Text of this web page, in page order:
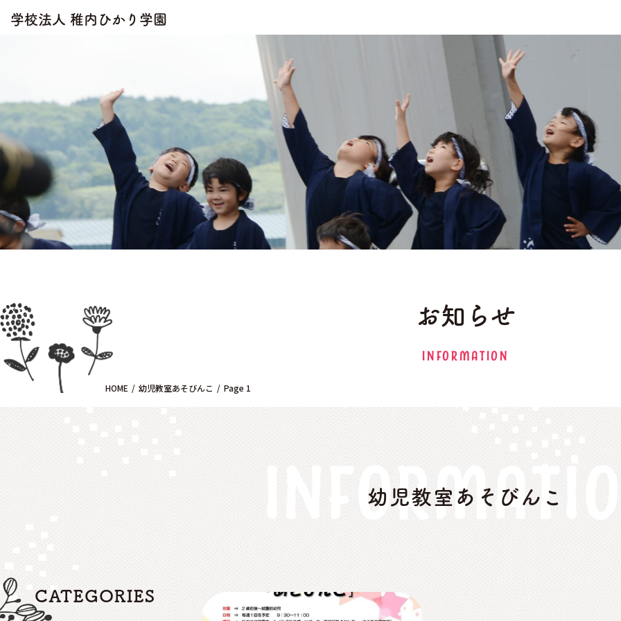
学校法人 稚内ひかり学園
お知らせ
INFORMATION
HOME 幼児教室あそびんこ Page 1
幼児教室あそびんこ
CATEGORIES